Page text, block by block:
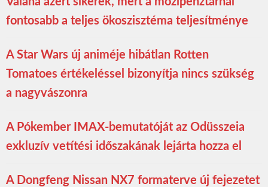
fontosabb a teljes ökoszisztéma teljesítménye
A Star Wars új animéje hibátlan Rotten
Tomatoes értékeléssel bizonyítja nincs szükség
a nagyvászonra
A Pókember IMAX-bemutatóját az Odüsszeia
exkluzív vetítési időszakának lejárta hozza el
A Dongfeng Nissan NX7 formaterve új fejezetet